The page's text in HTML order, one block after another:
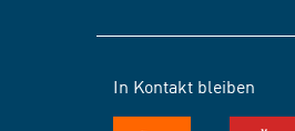
In Kontakt bleiben